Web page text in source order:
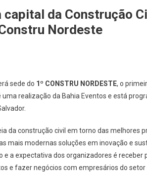
capital da Construção
Nordeste
sede do 1º CONSTRU NORDESTE, o
uma realização da Bahia Eventos e está
da construção civil em torno das melhores
mais modernas soluções em inovação e
a expectativa dos organizadores é receber
e fazer negócios com empresários do